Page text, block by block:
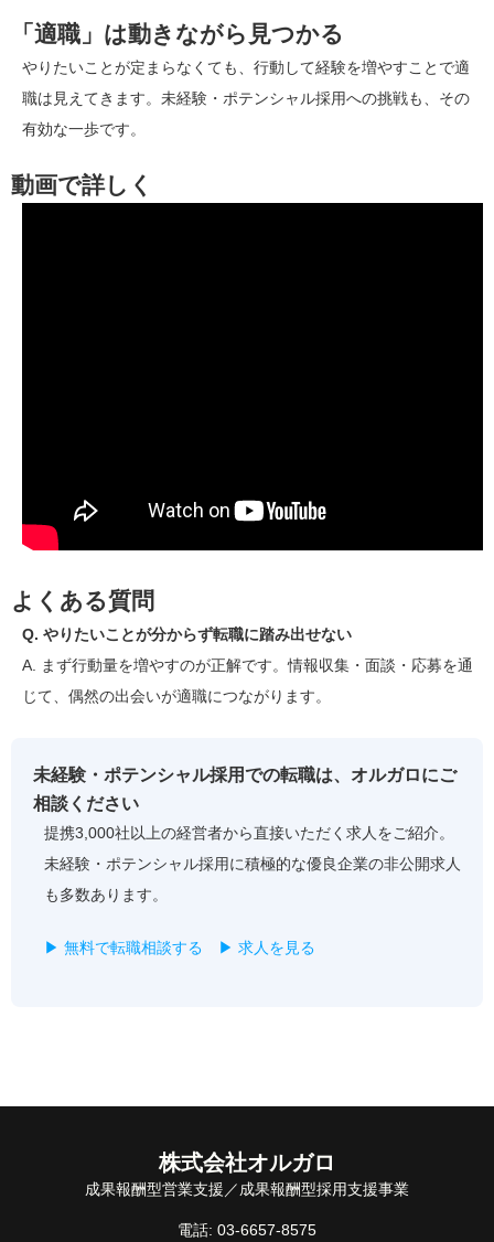
「適職」は動きながら見つかる
やりたいことが定まらなくても、行動して経験を増やすことで適
職は見えてきます。未経験・ポテンシャル採用への挑戦も、その
有効な一歩です。
動画で詳しく
よくある質問
Q. やりたいことが分からず転職に踏み出せない
A. まず行動量を増やすのが正解です。情報収集・面談・応募を通
じて、偶然の出会いが適職につながります。
未経験・ポテンシャル採用での転職は、オルガロにご
相談ください
提携3,000社以上の経営者から直接いただく求人をご紹介。
未経験・ポテンシャル採用に積極的な優良企業の非公開求人
も多数あります。
▶ 無料で転職相談する ▶ 求人を見る
株式会社オルガロ
成果報酬型営業支援／成果報酬型採用支援事業
電話: 03-6657-8575